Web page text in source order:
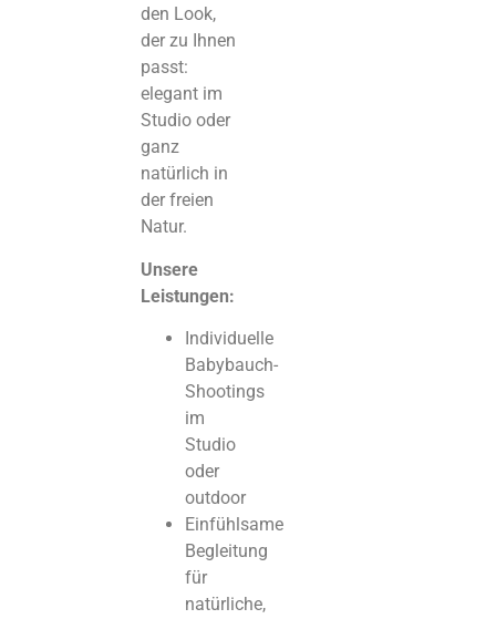
den Look,
der zu Ihnen
passt:
elegant im
Studio oder
ganz
natürlich in
der freien
Natur.
Unsere
Leistungen:
Individuelle
Babybauch-
Shootings
im
Studio
oder
outdoor
Einfühlsame
Begleitung
für
natürliche,